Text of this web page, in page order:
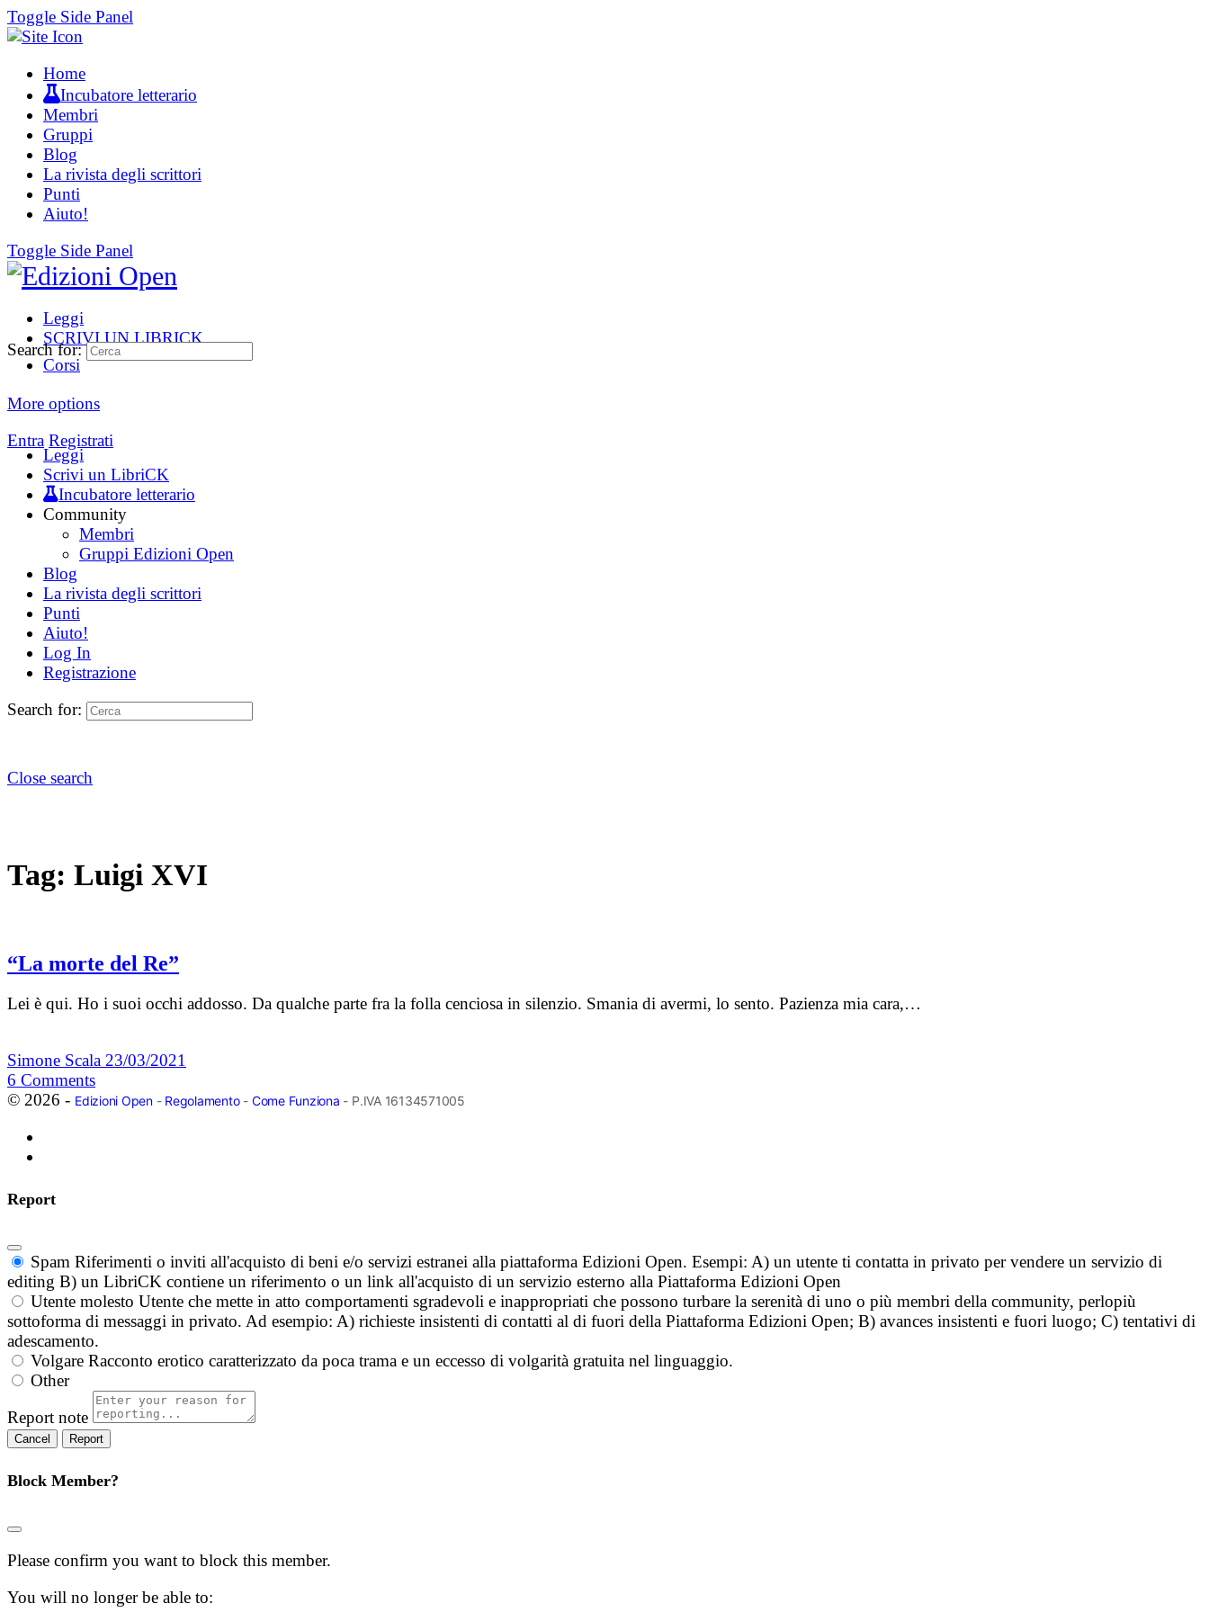
Toggle Side Panel
Home
Incubatore letterario
Membri
Gruppi
Blog
La rivista degli scrittori
Punti
Aiuto!
Toggle Side Panel
Leggi
SCRIVI UN LIBRICK
Corsi
More options
Entra Registrati
Search for:
Leggi
Scrivi un LibriCK
Incubatore letterario
Community
Membri
Gruppi Edizioni Open
Blog
La rivista degli scrittori
Punti
Aiuto!
Log In
Registrazione
Search for:
Close search
Tag: Luigi XVI
“La morte del Re”
Lei è qui. Ho i suoi occhi addosso. Da qualche parte fra la folla cenciosa in silenzio. Smania di avermi, lo sento. Pazienza mia cara,…
Simone Scala 23/03/2021
6 Comments
© 2026 - Edizioni Open- Regolamento- Come Funziona - P.IVA 16134571005
Report
Spam Riferimenti o inviti all'acquisto di beni e/o servizi estranei alla piattaforma Edizioni Open. Esempi: A) un utente ti contatta in privato per vendere un servizio di
editing B) un LibriCK contiene un riferimento o un link all'acquisto di un servizio esterno alla Piattaforma Edizioni Open
Utente molesto Utente che mette in atto comportamenti sgradevoli e inappropriati che possono turbare la serenità di uno o più membri della community, perlopiù
sottoforma di messaggi in privato. Ad esempio: A) richieste insistenti di contatti al di fuori della Piattaforma Edizioni Open; B) avances insistenti e fuori luogo; C) tentativi di
adescamento.
Volgare Racconto erotico caratterizzato da poca trama e un eccesso di volgarità gratuita nel linguaggio.
Other
Report note
Report
Block Member?
Please confirm you want to block this member.
You will no longer be able to: